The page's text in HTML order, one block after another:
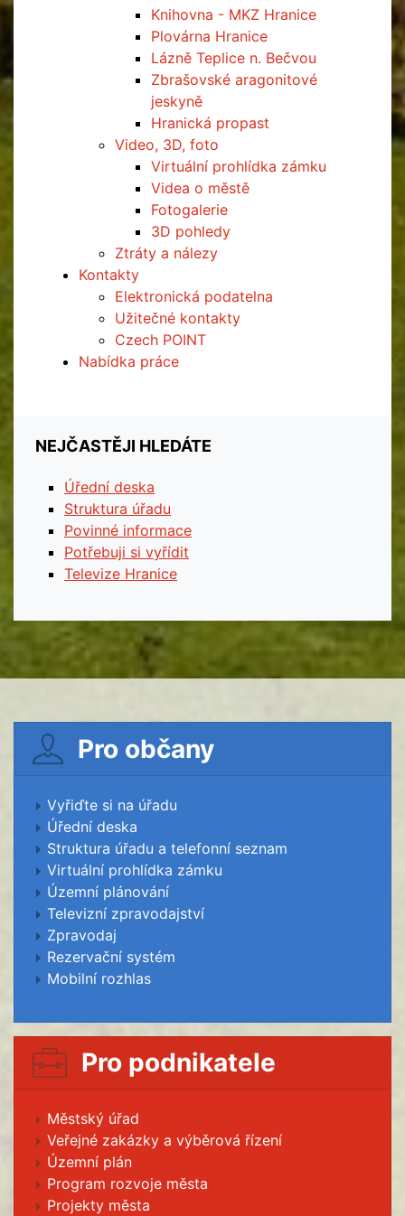
Knihovna - MKZ Hranice
Plovárna Hranice
Lázně Teplice n. Bečvou
Zbrašovské aragonitové
jeskyně
Hranická propast
Video, 3D, foto
Virtuální prohlídka zámku
Videa o městě
Fotogalerie
3D pohledy
Ztráty a nálezy
Kontakty
Elektronická podatelna
Užitečné kontakty
Czech POINT
Nabídka práce
NEJČASTĚJI HLEDÁTE
Úřední deska
Struktura úřadu
Povinné informace
Potřebuji si vyřídit
Televize Hranice
Pro občany
Vyřiďte si na úřadu
Úřední deska
Struktura úřadu a telefonní seznam
Virtuální prohlídka zámku
Územní plánování
Televizní zpravodajství
Zpravodaj
Rezervační systém
Mobilní rozhlas
Pro podnikatele
Městský úřad
Veřejné zakázky a výběrová řízení
Územní plán
Program rozvoje města
Projekty města